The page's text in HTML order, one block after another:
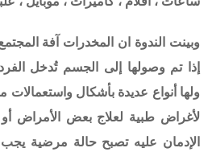
وبينت الندوة ان المخدرات آفة
إذا تم وصولها إلى الجسم تُدخل
ولها أنواع عديدة بأشكال واستعمالات
لأغراض طبية لعلاج بعض الأمراض
الإدمان عليه تصبح حالة مرضية